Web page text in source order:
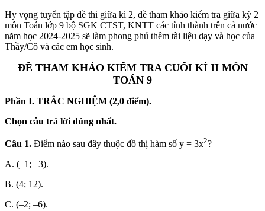
Hy vọng tuyển tập đề thi giữa kì 2, đề tham khảo kiểm tra giữa kỳ 2
môn Toán lớp 9 bộ SGK CTST, KNTT các tỉnh thành trên cả nước
năm học 2024-2025 sẽ làm phong phú thêm tài liệu dạy và học của
Thầy/Cô và các em học sinh.
ĐỀ THAM KHẢO KIỂM TRA CUỐI KÌ II MÔN
TOÁN 9
Phần I. TRẮC NGHIỆM (2,0 điểm).
Chọn câu trả lời đúng nhất.
Câu 1. Điểm nào sau đây thuộc đồ thị hàm số y = 3x2?
A. (–1; –3).
B. (4; 12).
C. (–2; –6).